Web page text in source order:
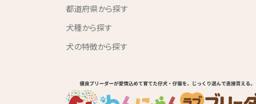
都道府県から探す
犬種から探す
犬の特徴から探す